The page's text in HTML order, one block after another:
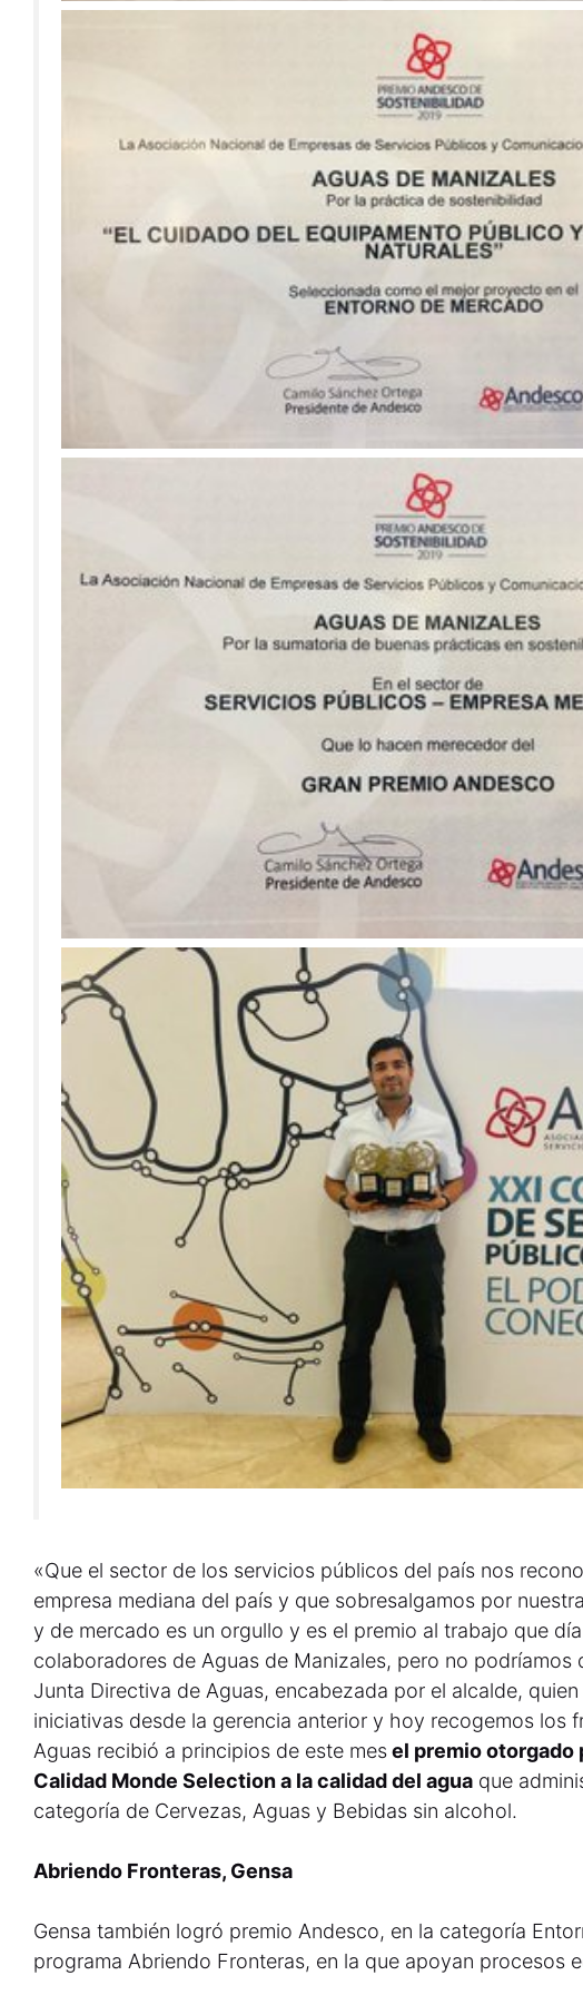
«Que el sector de los servicios públicos del país nos
empresa mediana del país y que sobresalgamos por
y de mercado es un orgullo y es el premio al trabajo que
colaboradores de Aguas de Manizales, pero no podríamos
Junta Directiva de Aguas, encabezada por el alcalde,
iniciativas desde la gerencia anterior y hoy recogemos los
Aguas recibió a principios de este mesel premio otorgado
Calidad Monde Selection a la calidad del agua que
categoría de Cervezas, Aguas y Bebidas sin alcohol.
Abriendo Fronteras, Gensa
Gensa también logró premio Andesco, en la categoría
programa Abriendo Fronteras, en la que apoyan procesos